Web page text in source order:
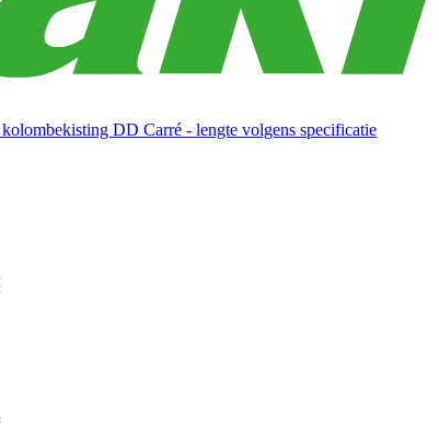
DD Carré - lengte volgens specificatie